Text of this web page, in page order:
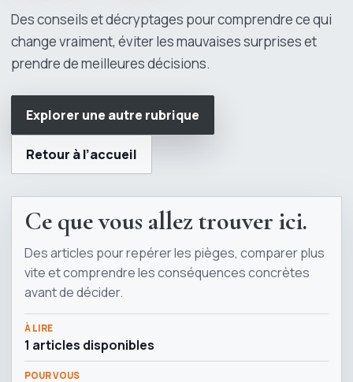
Des conseils et décryptages pour comprendre ce qui
change vraiment, éviter les mauvaises surprises et
prendre de meilleures décisions.
Explorer une autre rubrique
Retour à l’accueil
Ce que vous allez trouver ici.
Des articles pour repérer les pièges, comparer plus
vite et comprendre les conséquences concrètes
avant de décider.
À LIRE
1 articles disponibles
POUR VOUS